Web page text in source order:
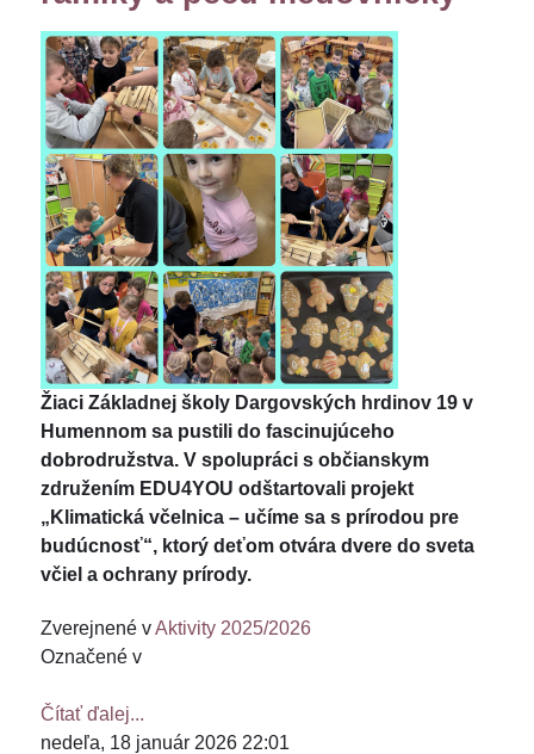
Žiaci Základnej školy Dargovských hrdinov 19 v
Humennom sa pustili do fascinujúceho
dobrodružstva. V spolupráci s občianskym
združením EDU4YOU odštartovali projekt
„Klimatická včelnica – učíme sa s prírodou pre
budúcnosť“, ktorý deťom otvára dvere do sveta
včiel a ochrany prírody.
Zverejnené vAktivity 2025/2026
Označené v
Čítať ďalej...
nedeľa, 18 január 2026 22:01